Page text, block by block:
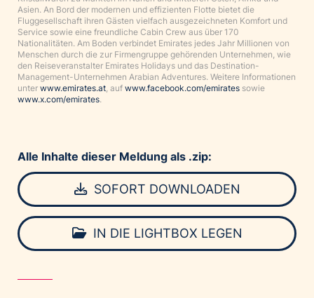
Asien. An Bord der modernen und effizienten Flotte bietet die
Fluggesellschaft ihren Gästen vielfach ausgezeichneten Komfort und
Service sowie eine freundliche Cabin Crew aus über 170
Nationalitäten. Am Boden verbindet Emirates jedes Jahr Millionen von
Menschen durch die zur Firmengruppe gehörenden Unternehmen, wie
den Reiseveranstalter Emirates Holidays und das Destination-
Management-Unternehmen Arabian Adventures. Weitere Informationen
unter www.emirates.at , auf www.facebook.com/emirates sowie
www.x.com/emirates.
Alle Inhalte dieser Meldung als .zip:
SOFORT DOWNLOADEN
IN DIE LIGHTBOX LEGEN